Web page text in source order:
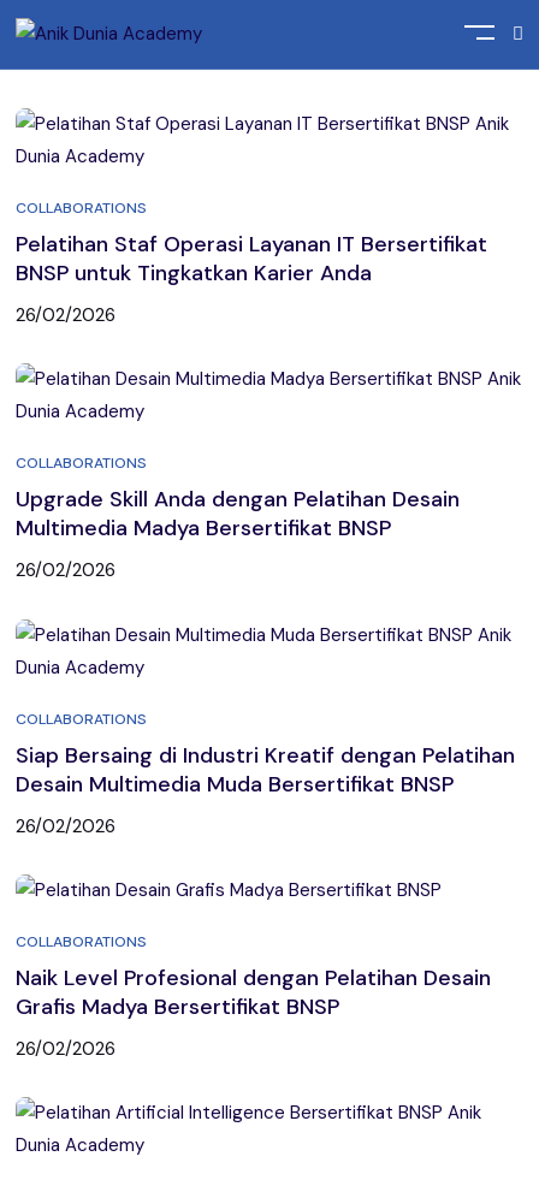
Home Posts tagged "Badan Nasional Sertifikasi Profesi"
COLLABORATIONS
Pelatihan Staf Operasi Layanan IT Bersertifikat
BNSP untuk Tingkatkan Karier Anda
26/02/2026
COLLABORATIONS
Upgrade Skill Anda dengan Pelatihan Desain
Multimedia Madya Bersertifikat BNSP
26/02/2026
COLLABORATIONS
Siap Bersaing di Industri Kreatif dengan Pelatihan
Desain Multimedia Muda Bersertifikat BNSP
26/02/2026
COLLABORATIONS
Naik Level Profesional dengan Pelatihan Desain
Grafis Madya Bersertifikat BNSP
26/02/2026